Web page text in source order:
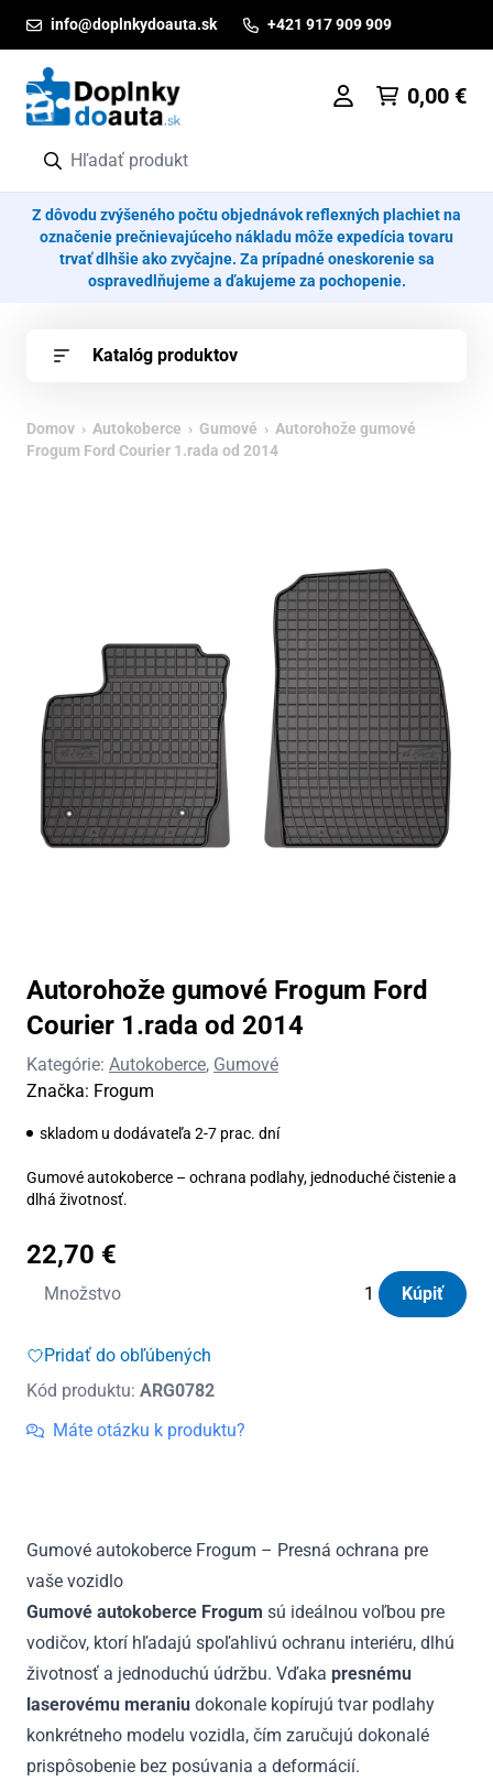
info@doplnkydoauta.sk +421 917 909 909
0,00 €
Z dôvodu zvýšeného počtu objednávok reflexných plachiet na
označenie prečnievajúceho nákladu môže expedícia tovaru
trvať dlhšie ako zvyčajne. Za prípadné oneskorenie sa
ospravedlňujeme a ďakujeme za pochopenie.
Katalóg produktov
Domov › Autokoberce › Gumové › Autorohože gumové
Frogum Ford Courier 1.rada od 2014
Autorohože gumové Frogum Ford
Courier 1.rada od 2014
Kategórie: Autokoberce, Gumové
Značka: Frogum
skladom u dodávateľa 2-7 prac. dní
Gumové autokoberce – ochrana podlahy, jednoduché čistenie a
dlhá životnosť.
22,70 €
Množstvo
množstvo
gumové
Ford
Courier
Kúpiť
Pridať do obľúbených
Kód produktu: ARG0782
Máte otázku k produktu?
Gumové autokoberce Frogum – Presná ochrana pre
vaše vozidlo
Gumové autokoberce Frogum sú ideálnou voľbou pre
vodičov, ktorí hľadajú spoľahlivú ochranu interiéru, dlhú
životnosť a jednoduchú údržbu. Vďaka presnému
laserovému meraniu dokonale kopírujú tvar podlahy
konkrétneho modelu vozidla, čím zaručujú dokonalé
prispôsobenie bez posúvania a deformácií.